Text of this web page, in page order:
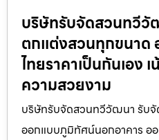
บริษัทรับจัดสวนทวีวั
ตกแต่งสวนทุกขนาด
ไทยราคาเป็นกันเอง
ความสวยงาม
บริษัทรับจัดสวนทวีวัฒนา รับ
ออกแบบภูมิทัศน์นอกอาคาร อ